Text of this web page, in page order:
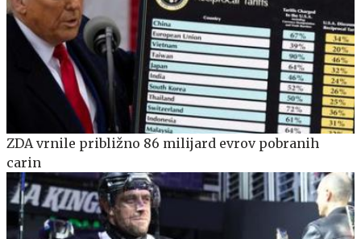
ZDA vrnile približno 86 milijard evrov pobranih
carin